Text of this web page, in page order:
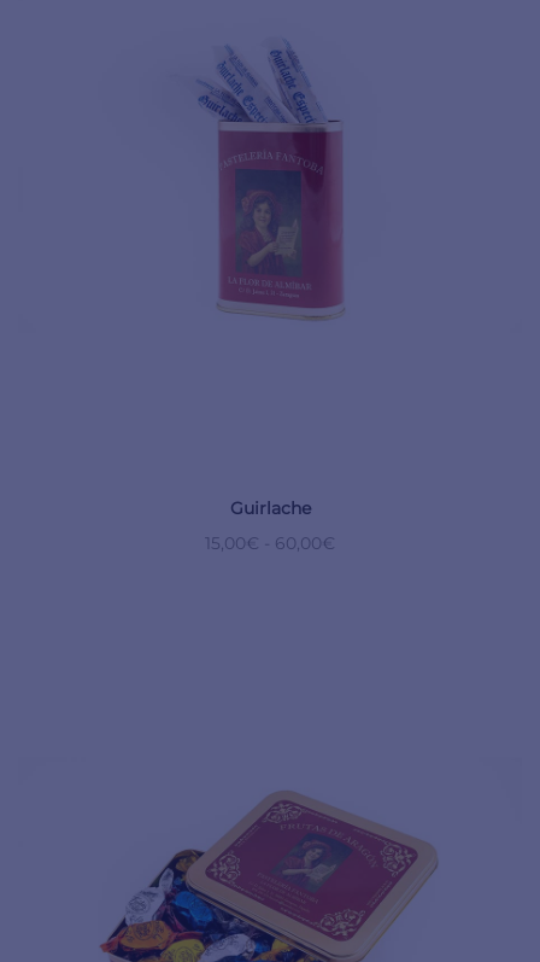
Guirlache
15,00€ 60,00€